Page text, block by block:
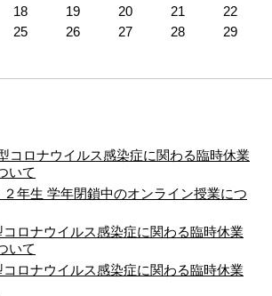
18 19 20 21
22
25 26 27 28
29
コロナウイルス感染症に関わる臨時休業
いて
２年生 学年閉鎖中のオンライン授業につ
コロナウイルス感染症に関わる臨時休業
いて
コロナウイルス感染症に関わる臨時休業